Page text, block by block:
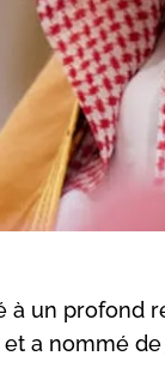
à un profond
a nommé